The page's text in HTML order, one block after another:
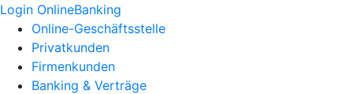
Login OnlineBanking
Online-Geschäftsstelle
Privatkunden
Firmenkunden
Banking & Verträge